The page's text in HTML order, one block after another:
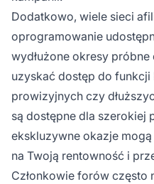
Dodatkowo, wiele sieci
oprogramowanie
wydłużone okresy
uzyskać dostęp do
prowizyjnych czy
są dostępne dla szerokiej
ekskluzywne okazje
na Twoją rentowność i
Członkowie forów często